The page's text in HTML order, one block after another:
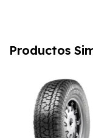
Productos